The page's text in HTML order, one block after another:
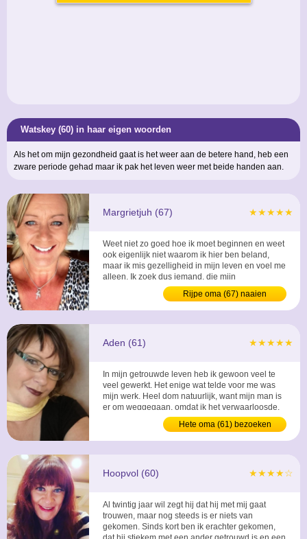
Watskey (60) in haar eigen woorden
Als het om mijn gezondheid gaat is het weer aan de betere hand, heb een
zware periode gehad maar ik pak het leven weer met beide handen aan.
★★★★★
Margrietjuh (67)
Weet niet zo goed hoe ik moet beginnen en weet
ook eigenlijk niet waarom ik hier ben beland,
maar ik mis gezelligheid in mijn leven en voel me
alleen. Ik zoek dus iemand, die mijn
eenzaamheid kan invullen. ...
Rijpe oma (67) naaien
★★★★★
Aden (61)
In mijn getrouwde leven heb ik gewoon veel te
veel gewerkt. Het enige wat telde voor me was
mijn werk. Heel dom natuurlijk, want mijn man is
er om weggegaan, omdat ik het verwaarloosde.
En dat was ook zo, hij had echt groot gelijk.
Helaas wilde hij het niet meer proberen, maar ik
heb mijn lesje geleerd. Ik zoek weer een nieuwe
Hete oma (61) bezoeken
★★★★☆
Hoopvol (60)
Al twintig jaar wil zegt hij dat hij met mij gaat
trouwen, maar nog steeds is er niets van
gekomen. Sinds kort ben ik erachter gekomen,